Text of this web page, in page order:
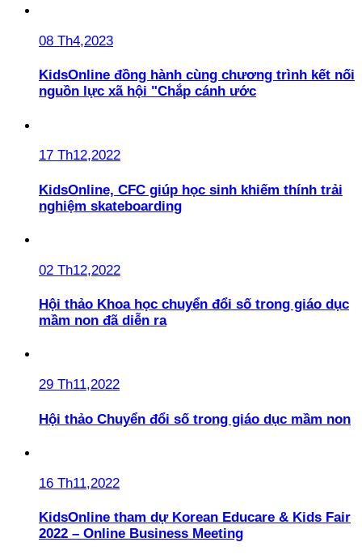
08 Th4,2023
KidsOnline đồng hành cùng chương trình kết nối
nguồn lực xã hội "Chắp cánh ước
17 Th12,2022
KidsOnline, CFC giúp học sinh khiếm thính trải
nghiệm skateboarding
02 Th12,2022
Hội thảo Khoa học chuyển đổi số trong giáo dục
mầm non đã diễn ra
29 Th11,2022
Hội thảo Chuyển đổi số trong giáo dục mầm non
16 Th11,2022
KidsOnline tham dự Korean Educare & Kids Fair
2022 – Online Business Meeting